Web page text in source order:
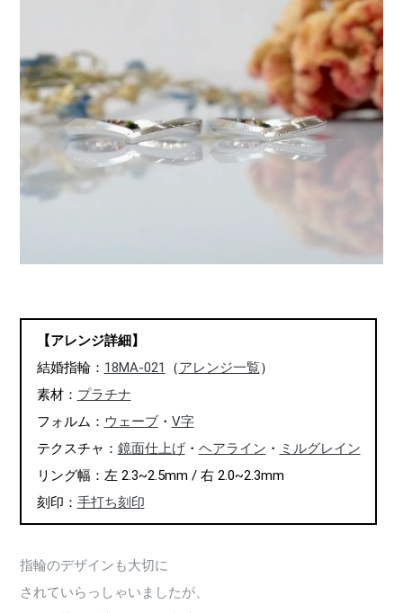
【アレンジ詳細】
結婚指輪： 18MA-021 （アレンジ一覧）
素材： プラチナ
フォルム： ウェーブ・ V字
テクスチャ： 鏡面仕上げ・ ヘアライン ・ ミルグレイン
リング幅：左 2.3~2.5mm / 右 2.0~2.3mm
刻印： 手打ち刻印
指輪のデザインも大切に
されていらっしゃいましたが、